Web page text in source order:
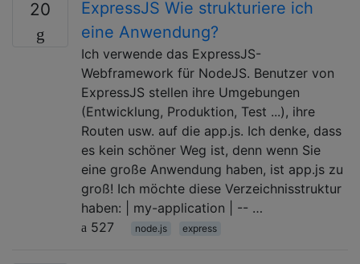
20
ExpressJS Wie strukturiere ich
eine Anwendung?
Ich verwende das ExpressJS-
Webframework für NodeJS. Benutzer von
ExpressJS stellen ihre Umgebungen
(Entwicklung, Produktion, Test ...), ihre
Routen usw. auf die app.js. Ich denke, dass
es kein schöner Weg ist, denn wenn Sie
eine große Anwendung haben, ist app.js zu
groß! Ich möchte diese Verzeichnisstruktur
haben: | my-application | -- …
527
node.js express